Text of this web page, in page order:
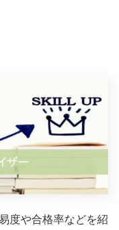
度や合格率などを紹